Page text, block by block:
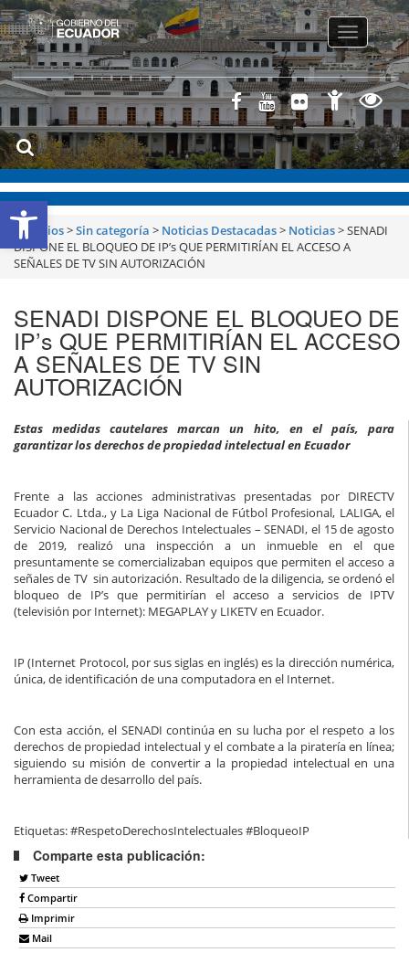
Abrir barra de herramientas
Toggle
Servicios>Sin categoría > Noticias Destacadas> Noticias>SENADI
DISPONE EL BLOQUEO DE IP’s QUE PERMITIRÍAN EL ACCESO A
SEÑALES DE TV SIN AUTORIZACIÓN
SENADI DISPONE EL BLOQUEO DE
IP’s QUE PERMITIRÍAN EL ACCESO
A SEÑALES DE TV SIN
AUTORIZACIÓN
Estas medidas cautelares marcan un hito, en el país, para
garantizar los derechos de propiedad intelectual en Ecuador
Frente a las acciones administrativas presentadas por DIRECTV
Ecuador C. Ltda., y La Liga Nacional de Fútbol Profesional, LALIGA, el
Servicio Nacional de Derechos Intelectuales – SENADI, el 15 de agosto
de 2019, realizó una inspección a un inmueble en el que
presuntamente se comercializaban equipos que permiten el acceso a
señales de TV sin autorización. Resultado de la diligencia, se ordenó el
bloqueo de IP’s que permitirían el acceso a servicios de IPTV
(televisión por Internet): MEGAPLAY y LIKETV en Ecuador.
IP (Internet Protocol, por sus siglas en inglés) es la dirección numérica,
única, de identificación de una computadora en el Internet.
Con esta acción, el SENADI continúa en su lucha por el respeto a los
derechos de propiedad intelectual y el combate a la piratería en línea;
siguiendo su misión de convertir a la propiedad intelectual en una
herramienta de desarrollo del país.
Etiquetas: #RespetoDerechosIntelectuales #BloqueoIP
Comparte esta publicación:
Tweet
Compartir
Imprimir
Mail